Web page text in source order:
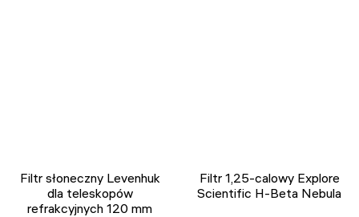
Filtr słoneczny Levenhuk
dla teleskopów
refrakcyjnych 120 mm
Filtr 1,25-calowy Explore
Scientific H-Beta Nebula